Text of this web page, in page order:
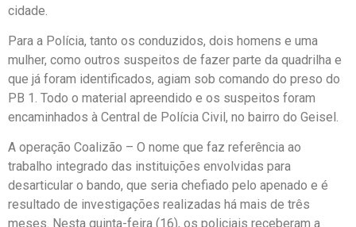
cidade.
Para a Polícia, tanto os conduzidos, dois homens e uma
mulher, como outros suspeitos de fazer parte da quadrilha e
que já foram identificados, agiam sob comando do preso do
PB 1. Todo o material apreendido e os suspeitos foram
encaminhados à Central de Polícia Civil, no bairro do Geisel.
A operação Coalizão – O nome que faz referência ao
trabalho integrado das instituições envolvidas para
desarticular o bando, que seria chefiado pelo apenado e é
resultado de investigações realizadas há mais de três
meses. Nesta quinta-feira (16), os policiais receberam a